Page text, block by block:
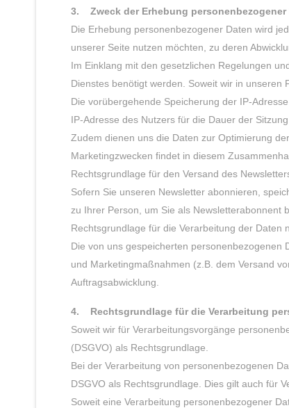
3. Zweck der Erhebung personenbezogener
Die Erhebung personenbezogener Daten wird
unserer Seite nutzen möchten, zu deren
Im Einklang mit den gesetzlichen Regelungen
Dienstes benötigt werden. Soweit wir in unseren
Die vorübergehende Speicherung der IP-
IP-Adresse des Nutzers für die Dauer der
Zudem dienen uns die Daten zur Optimierung
Marketingzwecken findet in diesem
Rechtsgrundlage für den Versand des
Sofern Sie unseren Newsletter abonnieren,
zu Ihrer Person, um Sie als Newsletterabonnent
Rechtsgrundlage für die Verarbeitung der Daten
Die von uns gespeicherten
und Marketingmaßnahmen (z.B. dem Versand
Auftragsabwicklung.
4. Rechtsgrundlage für die Verarbeitung
Soweit wir für Verarbeitungsvorgänge
(DSGVO) als Rechtsgrundlage.
Bei der Verarbeitung von personenbezogenen
DSGVO als Rechtsgrundlage. Dies gilt auch für
Soweit eine Verarbeitung personenbezogener